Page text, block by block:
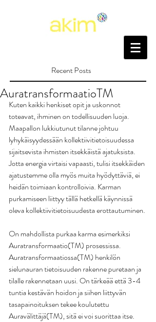
Recent Posts
AuratransformaatioTM
Kuten kaikki henkiset opit ja uskonnot
toteavat, ihminen on todellisuuden luoja.
Maapallon lukkiutunut tilanne johtuu
lyhykäisyydessään kollektiivitietoisuudessa
sijaitsevista ihmisten itsekkäistä ajatuksista.
Jotta energia virtaisi vapaasti, tulisi itsekkäiden
ajatustemme olla myös muita hyödyttäviä, ei
heidän toimiaan kontrolloivia. Karman
purkamiseen liittyy tällä hetkellä käynnissä
oleva kollektiivitietoisuudesta erottautuminen.
On mahdollista purkaa karma esimerkiksi
Auratransformaatio(TM) prosessissa.
Auratransformaatiossa(TM) henkilön
sielunauran tietoisuuden rakenne puretaan ja
tilalle rakennetaan uusi. On tärkeää että 3-4
tuntia kestävän hoidon ja siihen liittyvän
tasapainoituksen tekee koulutettu
Auravälittäjä(TM), sitä ei voi suorittaa itse.